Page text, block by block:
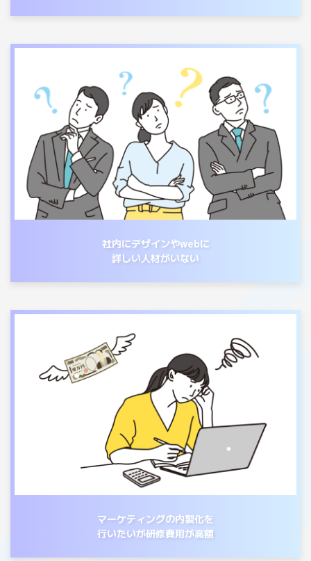
社内にデザインやwebに
詳しい人材がいない
マーケティングの内製化を
行いたいが研修費用が高額